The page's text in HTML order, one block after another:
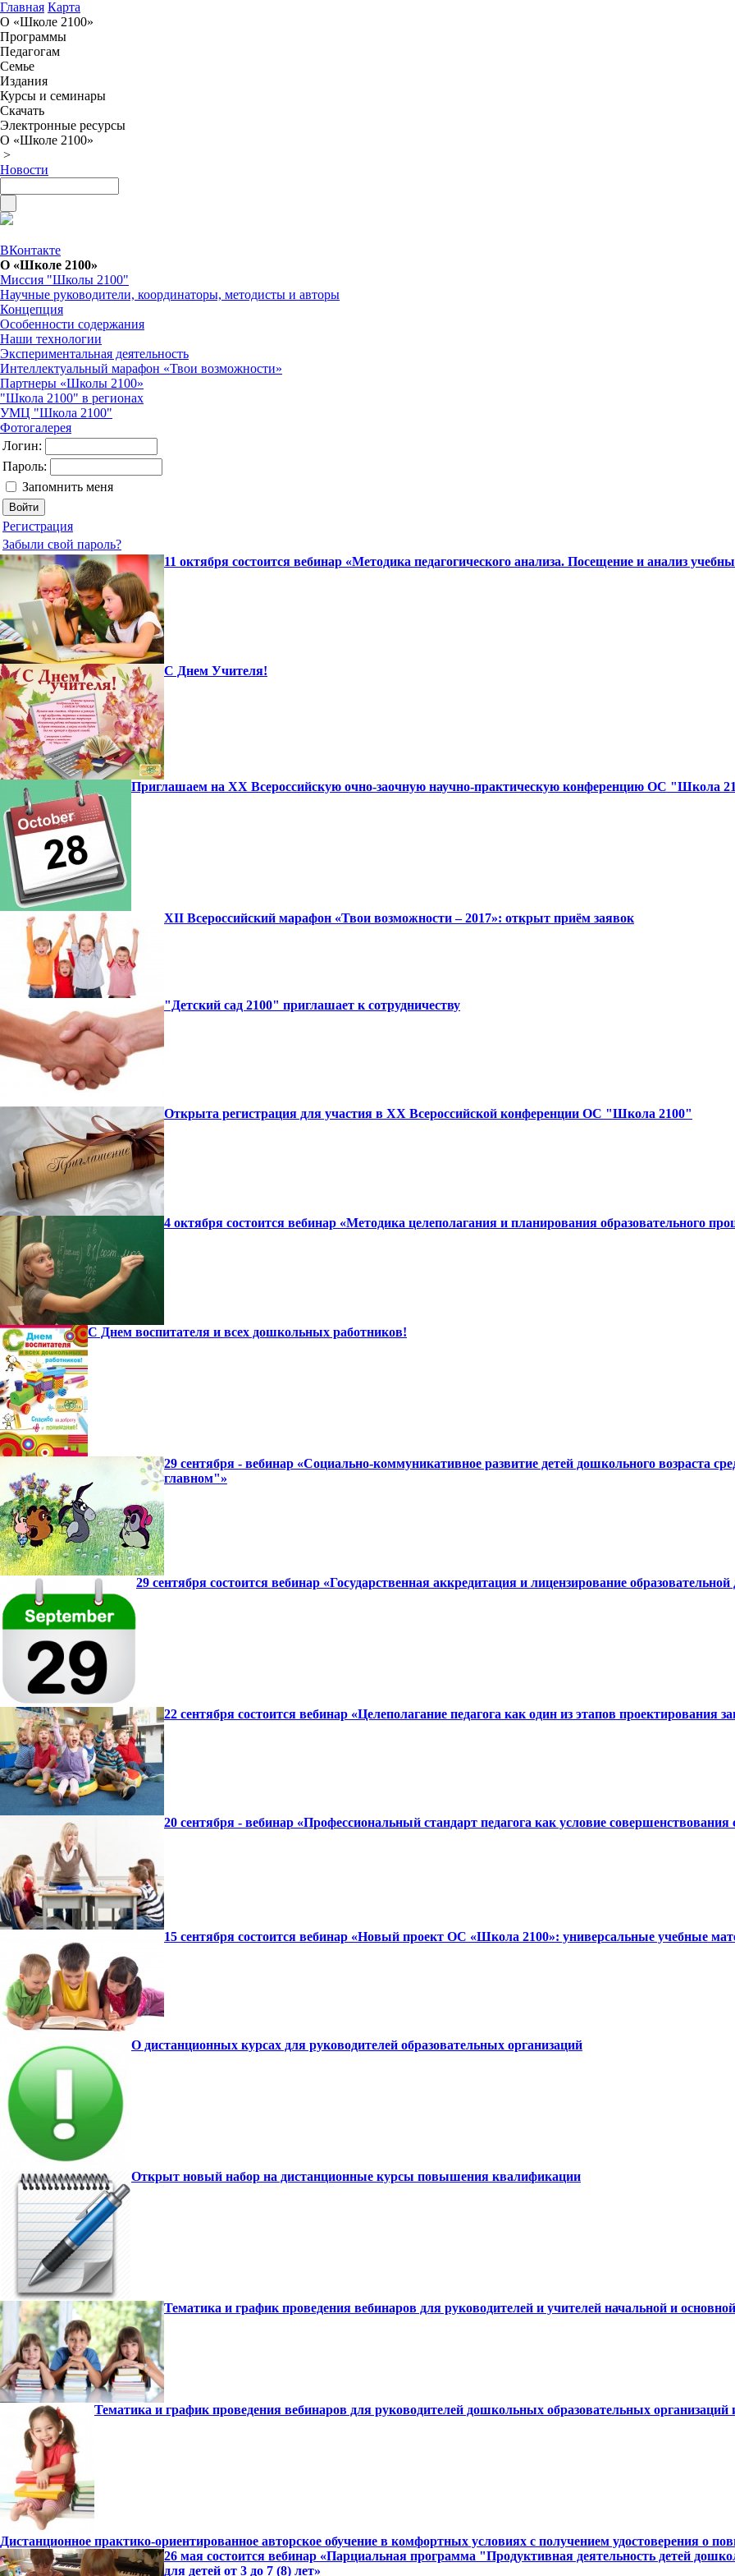
Главная Карта
О «Школе 2100»
Программы
Педагогам
Семье
Издания
Курсы и семинары
Скачать
Электронные ресурсы
О «Школе 2100»
>
Новости
ВКонтакте
О «Школе 2100»
Миссия "Школы 2100"
Научные руководители, координаторы, методисты и авторы
Концепция
Особенности содержания
Наши технологии
Экспериментальная деятельность
Интеллектуальный марафон «Твои возможности»
Партнеры «Школы 2100»
"Школа 2100" в регионах
УМЦ "Школа 2100"
Фотогалерея
Логин:
Пароль:
Запомнить меня
Регистрация
Забыли свой пароль?
11 октября состоится вебинар «Методика педагогического анализа. Посещение и анализ
С Днем Учителя!
Приглашаем на XX Всероссийскую очно-заочную научно-практическую конференцию ОС "Школа
XII Всероссийский марафон «Твои возможности – 2017»: открыт приём заявок
"Детский сад 2100" приглашает к сотрудничеству
Открыта регистрация для участия в XX Всероссийской конференции ОС "Школа 2100"
4 октября состоится вебинар «Методика целеполагания и планирования образовательного
С Днем воспитателя и всех дошкольных работников!
29 сентября - вебинар «Социально-коммуникативное развитие детей дошкольного
главном"»
29 сентября состоится вебинар «Государственная аккредитация и лицензирование образовательной
22 сентября состоится вебинар «Целеполагание педагога как один из этапов проектирования
20 сентября - вебинар «Профессиональный стандарт педагога как условие
15 сентября состоится вебинар «Новый проект ОС «Школа 2100»: универсальные учебные
О дистанционных курсах для руководителей образовательных организаций
Открыт новый набор на дистанционные курсы повышения квалификации
Тематика и график проведения вебинаров для руководителей и учителей начальной и
Тематика и график проведения вебинаров для руководителей дошкольных образовательных
Дистанционное практико-ориентированное авторское обучение в комфортных условиях с получением удостоверения о
26 мая состоится вебинар «Парциальная программа "Продуктивная деятельность детей
для детей от 3 до 7 (8) лет»